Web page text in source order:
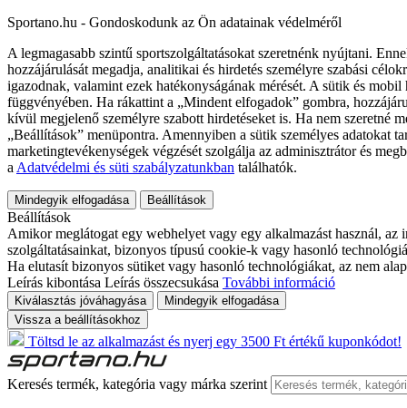
Sportano.hu - Gondoskodunk az Ön adatainak védelméről
A legmagasabb szintű sportszolgáltatásokat szeretnénk nyújtani.
hozzájárulását megadja, analitikai és hirdetés személyre szabási
igazodnak, valamint ezek hatékonyságának mérését. A sütik és
függvényében. Ha rákattint a „Mindent elfogadok” gombra,
kívül megjelenő személyre szabott hirdetéseket is. Ha nem szeretné
„Beállítások” menüpontra. Amennyiben a sütik személyes adatokat
marketingtevékenységek végzését szolgálja az adminisztrátor és
a Adatvédelmi és süti szabályzatunkban találhatók.
Mindegyik elfogadása Beállítások
Beállítások
Amikor meglátogat egy webhelyet vagy egy alkalmazást használ,
szolgáltatásainkat, bizonyos típusú cookie-k vagy hasonló
Ha elutasít bizonyos sütiket vagy hasonló technológiákat, az nem
Leírás kibontása Leírás összecsukása További információ
Kiválasztás jóváhagyása
Mindegyik elfogadása
Vissza a beállításokhoz
Töltsd le az alkalmazást és nyerj egy 3500 Ft értékű kuponkódot!
Keresés termék, kategória vagy márka szerint